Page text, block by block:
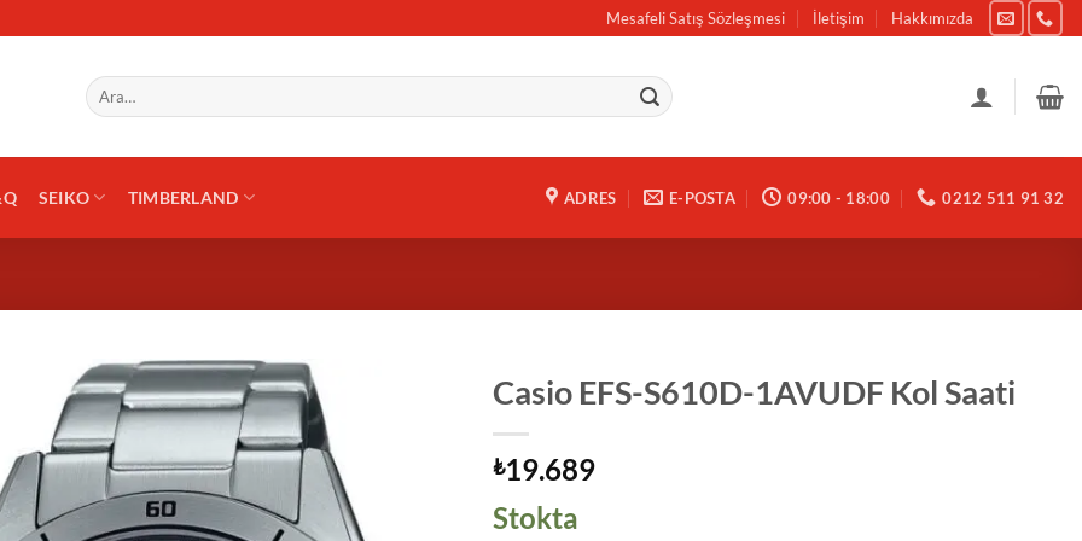
Mesafeli Satış Sözleşmesi İletişim Hakkımızda
Ara:
SEIKO TIMBERLAND ADRES E-POSTA 09:00 - 18:00 0212 511 91 32
Casio EFS-S610D-1AVUDF Kol Saati
₺19.689
Stokta